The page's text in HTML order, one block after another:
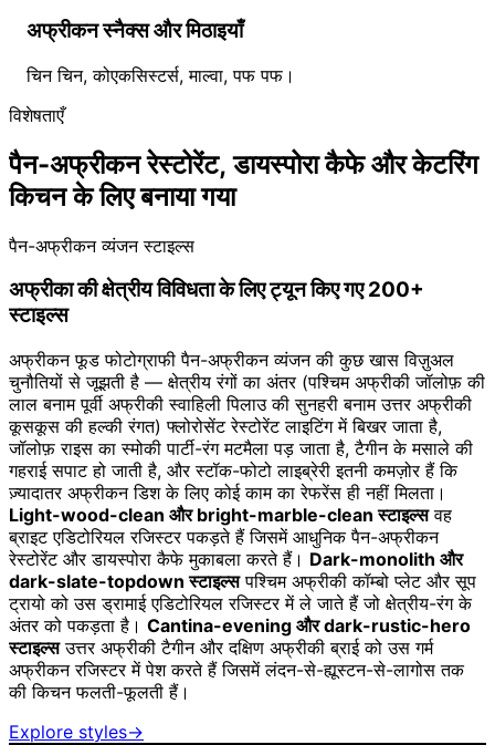
अफ्रीकन स्नैक्स और मिठाइयाँ
चिन चिन, कोएकसिस्टर्स, माल्वा, पफ पफ।
विशेषताएँ
पैन-अफ्रीकन रेस्टोरेंट, डायस्पोरा कैफे और केटरिंग
किचन के लिए बनाया गया
पैन-अफ्रीकन व्यंजन स्टाइल्स
अफ्रीका की क्षेत्रीय विविधता के लिए ट्यून किए गए 200+
स्टाइल्स
अफ्रीकन फूड फोटोग्राफी पैन-अफ्रीकन व्यंजन की कुछ खास विज़ुअल
चुनौतियों से जूझती है — क्षेत्रीय रंगों का अंतर (पश्चिम अफ्रीकी जॉलोफ़ की
लाल बनाम पूर्वी अफ्रीकी स्वाहिली पिलाउ की सुनहरी बनाम उत्तर अफ्रीकी
कूसकूस की हल्की रंगत) फ्लोरोसेंट रेस्टोरेंट लाइटिंग में बिखर जाता है,
जॉलोफ़ राइस का स्मोकी पार्टी-रंग मटमैला पड़ जाता है, टैगीन के मसाले की
गहराई सपाट हो जाती है, और स्टॉक-फोटो लाइब्रेरी इतनी कमज़ोर हैं कि
ज़्यादातर अफ्रीकन डिश के लिए कोई काम का रेफरेंस ही नहीं मिलता।
Light-wood-clean और bright-marble-clean स्टाइल्सवह
ब्राइट एडिटोरियल रजिस्टर पकड़ते हैं जिसमें आधुनिक पैन-अफ्रीकन
रेस्टोरेंट और डायस्पोरा कैफे मुकाबला करते हैं। Dark-monolith और
dark-slate-topdown स्टाइल्सपश्चिम अफ्रीकी कॉम्बो प्लेट और सूप
ट्रायो को उस ड्रामाई एडिटोरियल रजिस्टर में ले जाते हैं जो क्षेत्रीय-रंग के
अंतर को पकड़ता है। Cantina-evening और dark-rustic-hero
स्टाइल्सउत्तर अफ्रीकी टैगीन और दक्षिण अफ्रीकी ब्राई को उस गर्म
अफ्रीकन रजिस्टर में पेश करते हैं जिसमें लंदन-से-ह्यूस्टन-से-लागोस तक
की किचन फलती-फूलती हैं।
Explore styles→